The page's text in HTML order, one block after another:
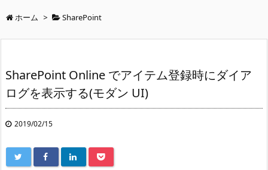
ホーム > SharePoint
SharePoint Online でアイテム登録時にダイア
ログを表示する(モダン UI)
2019/02/15